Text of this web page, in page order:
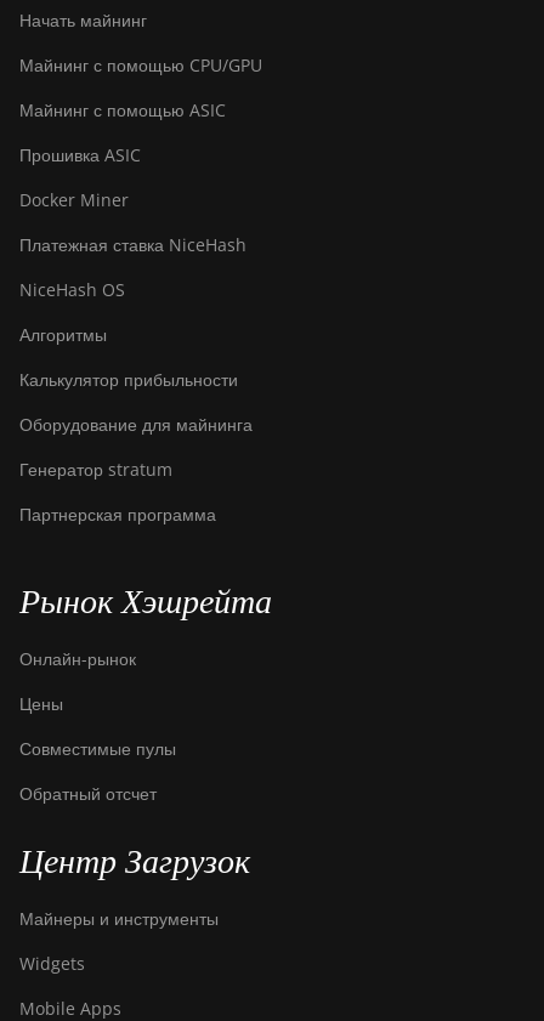
Начать майнинг
Майнинг с помощью CPU/GPU
Майнинг с помощью ASIC
Прошивка ASIC
Docker Miner
Платежная ставка NiceHash
NiceHash OS
Алгоритмы
Калькулятор прибыльности
Оборудование для майнинга
Генератор stratum
Партнерская программа
Рынок Хэшрейта
Онлайн-рынок
Цены
Совместимые пулы
Обратный отсчет
Центр Загрузок
Майнеры и инструменты
Widgets
Mobile Apps